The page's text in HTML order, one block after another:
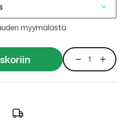
myymälästä